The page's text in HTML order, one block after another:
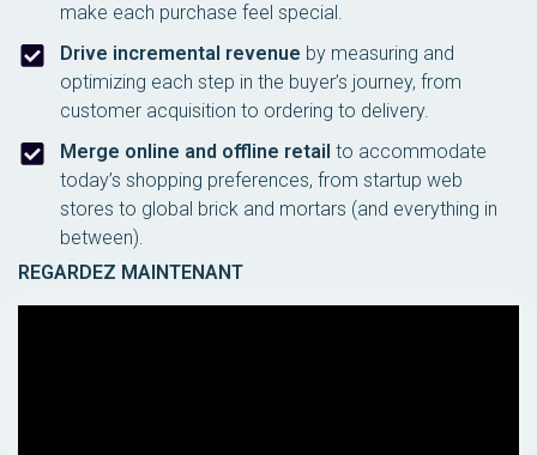
make each purchase feel special.
Drive incremental revenue by measuring and
optimizing each step in the buyer’s journey, from
customer acquisition to ordering to delivery.
Merge online and offline retail to accommodate
today’s shopping preferences, from startup web
stores to global brick and mortars (and everything in
between).
REGARDEZ MAINTENANT